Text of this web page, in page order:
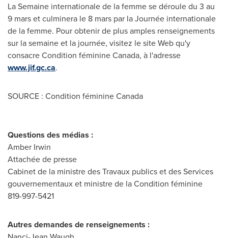
La Semaine internationale de la femme se déroule du 3 au
9 mars et culminera le 8 mars par la Journée internationale
de la femme. Pour obtenir de plus amples renseignements
sur la semaine et la journée, visitez le site Web qu'y
consacre Condition féminineCanada, à l'adresse
www.jif.gc.ca.
SOURCE : Condition féminine Canada
Questions des médias :
Amber Irwin
Attachée de presse
Cabinet de la ministre des Travaux publics et des Services
gouvernementaux et ministre de la Condition féminine
819-997-5421
Autres demandes de renseignements :